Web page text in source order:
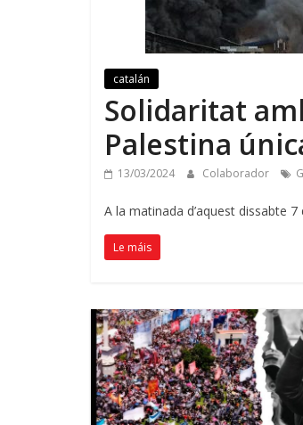
catalán
Solidaritat
Palestina
13/03/2024 Colaborador
A la matinada d’aquest dissabte 7
Le máis